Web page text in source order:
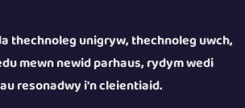
thechnoleg unigryw, thechnoleg uwch,
mewn newid parhaus, rydym wedi
resonadwy i'n cleientiaid.